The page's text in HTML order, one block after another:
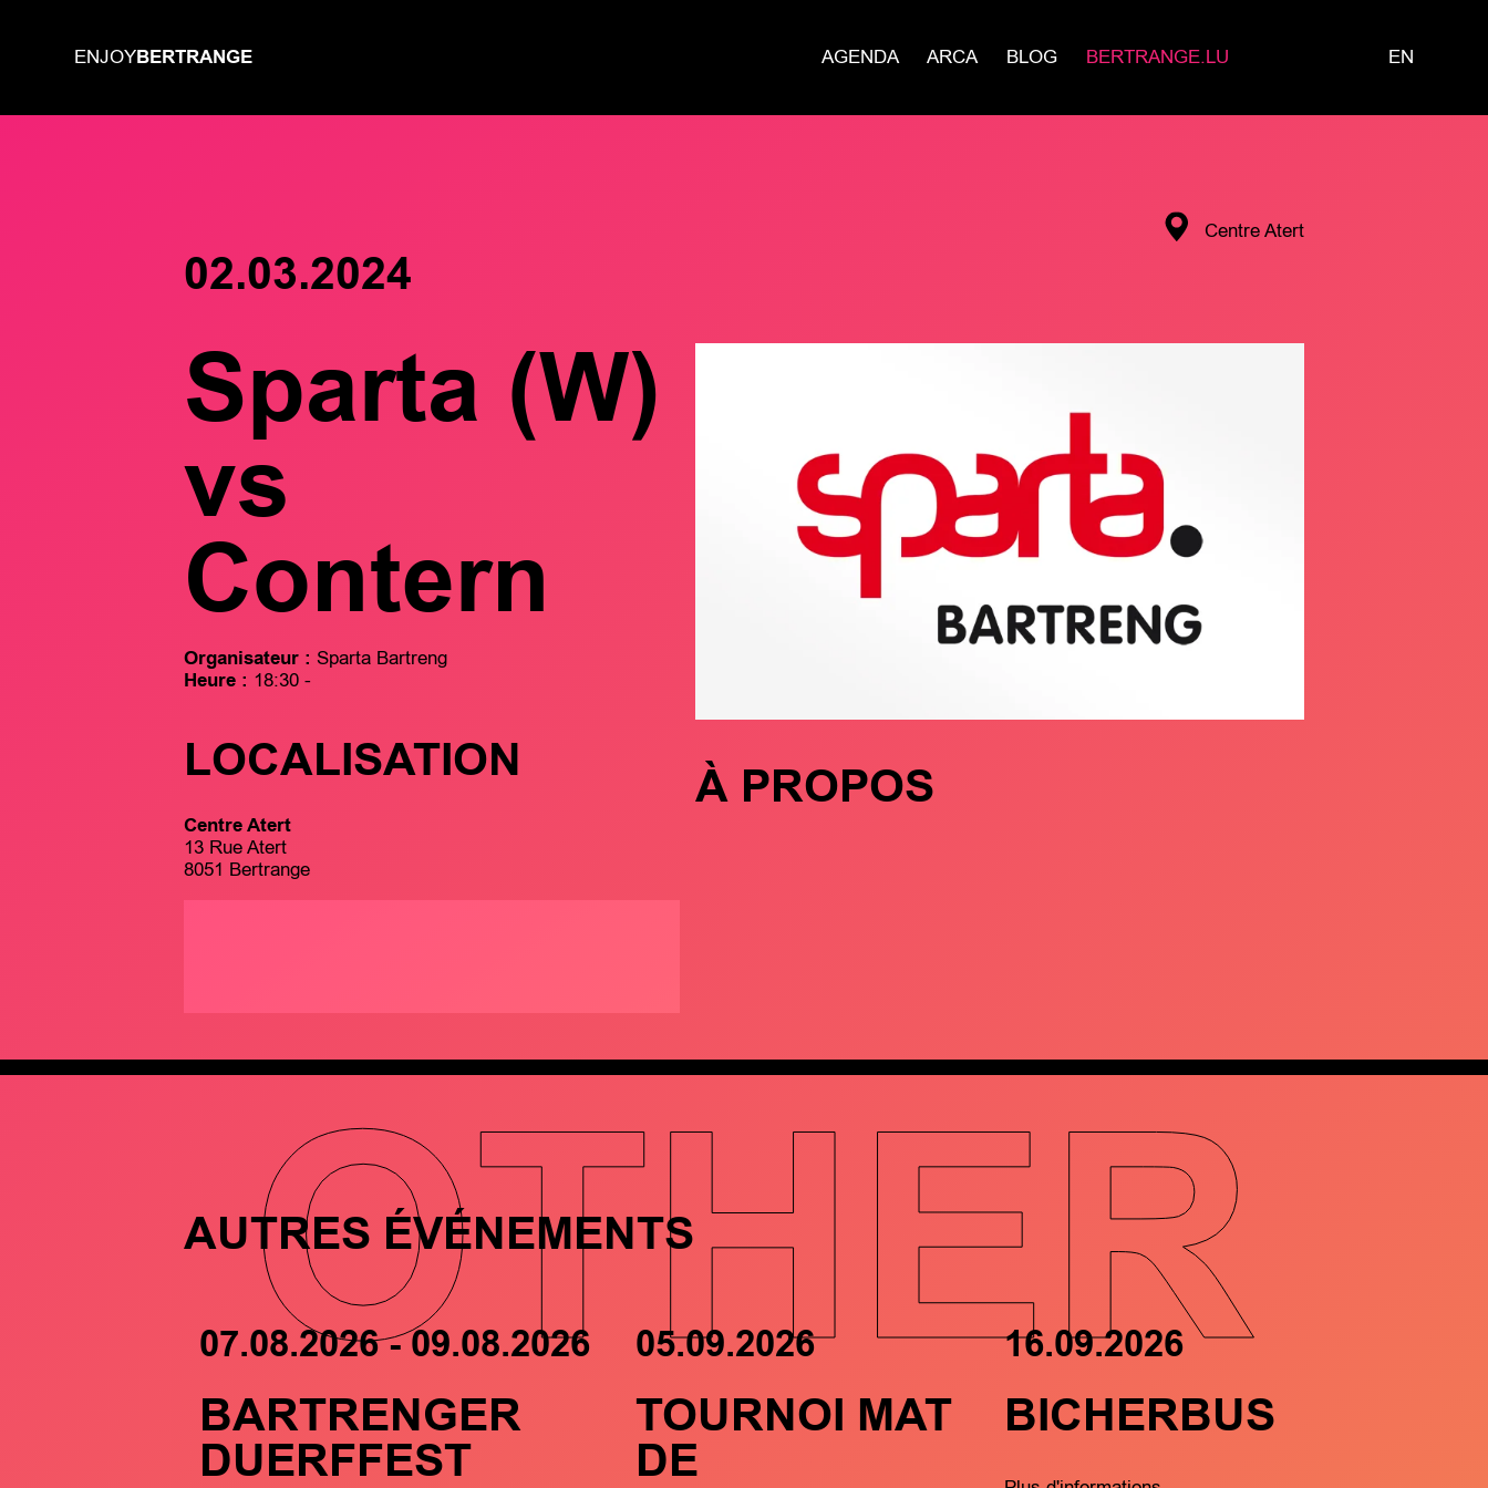
ENJOYBERTRANGE AGENDA ARCA BLOG BERTRANGE.LU EN
02.03.2024
Centre Atert
Sparta (W)
vs
Contern
Organisateur : Sparta Bartreng
Heure : 18:30 -
LOCALISATION
Centre Atert
13 Rue Atert
8051 Bertrange
À PROPOS
OTHER
AUTRES ÉVÉNEMENTS
07.08.2026 - 09.08.2026
BARTRENGER
DUERFFEST
05.09.2026
TOURNOI MAT
DE
16.09.2026
BICHERBUS